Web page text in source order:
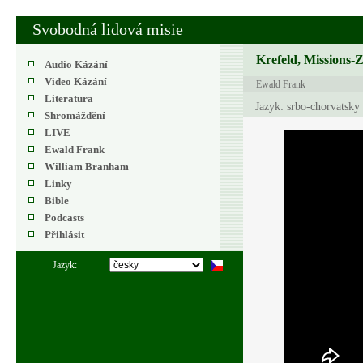
Svobodná lidová misie
Audio Kázání
Video Kázání
Literatura
Shromáždění
LIVE
Ewald Frank
William Branham
Linky
Bible
Podcasts
Přihlásit
Jazyk:
Krefeld, Missions-
Ewald Frank
Jazyk: srbo-chorvatsky